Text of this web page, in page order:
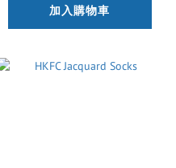
加入購物車